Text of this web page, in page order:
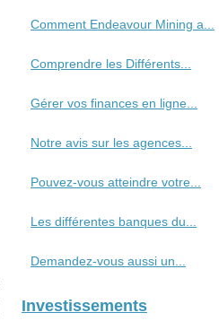
Comment Endeavour Mining a...
Comprendre les Différents...
Gérer vos finances en ligne...
Notre avis sur les agences...
Pouvez-vous atteindre votre...
Les différentes banques du...
Demandez-vous aussi un...
Investissements